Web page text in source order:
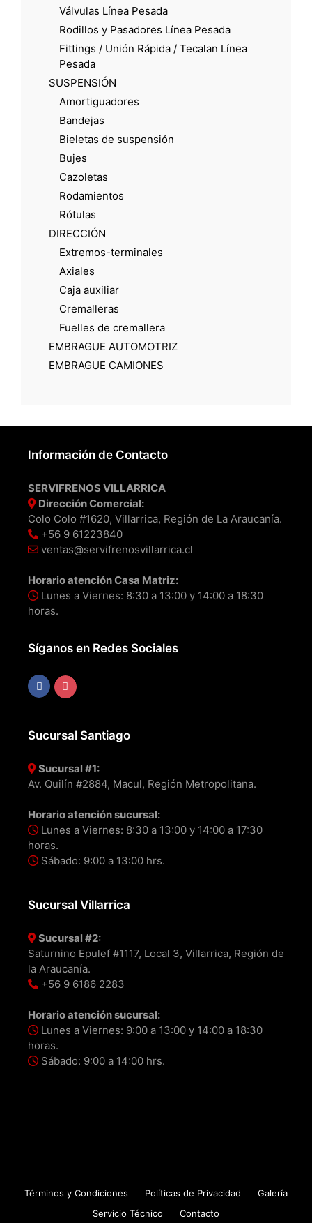
Válvulas Línea Pesada
Rodillos y Pasadores Línea Pesada
Fittings / Unión Rápida / Tecalan Línea
Pesada
SUSPENSIÓN
Amortiguadores
Bandejas
Bieletas de suspensión
Bujes
Cazoletas
Rodamientos
Rótulas
DIRECCIÓN
Extremos-terminales
Axiales
Caja auxiliar
Cremalleras
Fuelles de cremallera
EMBRAGUE AUTOMOTRIZ
EMBRAGUE CAMIONES
Información de Contacto
SERVIFRENOS VILLARRICA
Dirección Comercial:
Colo Colo #1620, Villarrica, Región de La Araucanía.
+56 9 61223840
ventas@servifrenosvillarrica.cl
Horario atención Casa Matriz:
Lunes a Viernes: 8:30 a 13:00 y 14:00 a 18:30
horas.
Síganos en Redes Sociales
Sucursal Santiago
Sucursal #1:
Av. Quilín #2884, Macul, Región Metropolitana.
Horario atención sucursal:
Lunes a Viernes: 8:30 a 13:00 y 14:00 a 17:30
horas.
Sábado: 9:00 a 13:00 hrs.
Sucursal Villarrica
Sucursal #2:
Saturnino Epulef #1117, Local 3, Villarrica, Región de
la Araucanía.
+56 9 6186 2283
Horario atención sucursal:
Lunes a Viernes: 9:00 a 13:00 y 14:00 a 18:30
horas.
Sábado: 9:00 a 14:00 hrs.
Términos y Condiciones Políticas de Privacidad
Galería
Servicio Técnico
Contacto